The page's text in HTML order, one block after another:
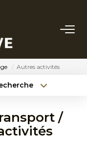
Autres activités
/